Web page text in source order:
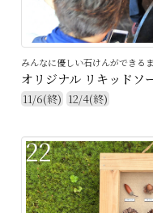
みんなに優しい石けんができる
オリジナル リキッドソ
11/6(終) 12/4(終)
22